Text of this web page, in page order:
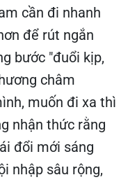
cần đi nhanh
để rút ngắn
bước "đuổi kịp,
châm
muốn đi xa thì
nhận thức rằng
đổi mới sáng
nhập sâu rộng,